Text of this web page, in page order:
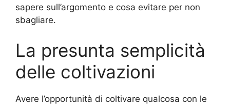
sapere sull’argomento e cosa evitare per non
sbagliare.
La presunta semplicità
delle coltivazioni
Avere l’opportunità di coltivare qualcosa con le